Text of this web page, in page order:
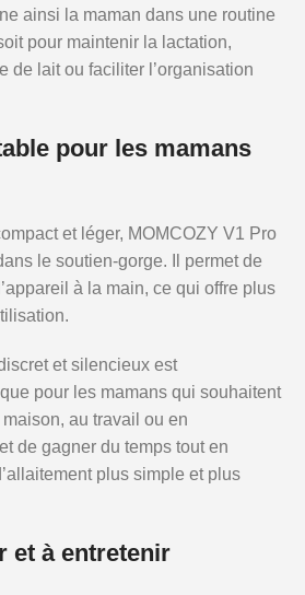
ainsi la maman dans une routine
pour maintenir la lactation,
de lait ou faciliter l’organisation
pour les mamans
et léger, MOMCOZY V1 Pro
le soutien-gorge. Il permet de
à la main, ce qui offre plus
et silencieux est
pour les mamans qui souhaitent
au travail ou en
de gagner du temps tout en
plus simple et plus
et à entretenir